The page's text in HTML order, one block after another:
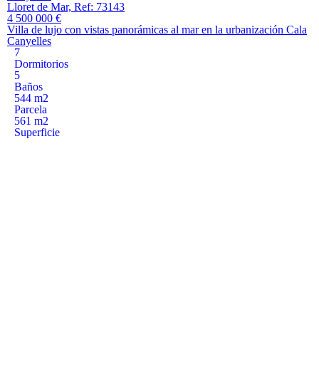
Lloret de Mar, Ref: 73143
4 500 000 €
Villa de lujo con vistas panorámicas al mar en la urbanización Cala
Canyelles
7
Dormitorios
5
Baños
544 m2
Parcela
561 m2
Superficie